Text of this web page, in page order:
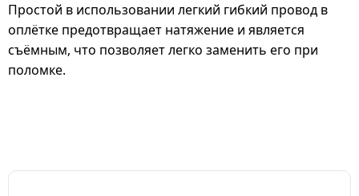
Простой в использовании легкий гибкий провод в
оплётке предотвращает натяжение и является
съёмным, что позволяет легко заменить его при
поломке.